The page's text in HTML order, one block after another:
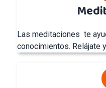
Las meditaciones te
conocimientos. Relájate